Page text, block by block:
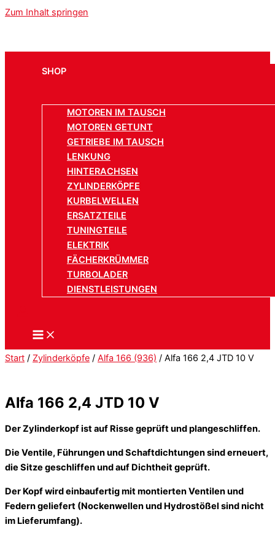
Zum Inhalt springen
SHOP
MOTOREN IM TAUSCH
MOTOREN GETUNT
GETRIEBE IM TAUSCH
LENKUNG
HINTERACHSEN
ZYLINDERKÖPFE
KURBELWELLEN
ERSATZTEILE
TUNINGTEILE
ELEKTRIK
FÄCHERKRÜMMER
TURBOLADER
DIENSTLEISTUNGEN
Start / Zylinderköpfe / Alfa 166 (936) / Alfa 166 2,4 JTD 10 V
Alfa 166 2,4 JTD 10 V
Der Zylinderkopf ist auf Risse geprüft und plangeschliffen.
Die Ventile, Führungen und Schaftdichtungen sind erneuert,
die Sitze geschliffen und auf Dichtheit geprüft.
Der Kopf wird einbaufertig mit montierten Ventilen und
Federn geliefert (Nockenwellen und Hydrostößel sind nicht
im Lieferumfang).